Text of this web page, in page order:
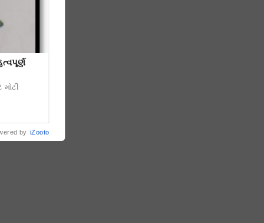
મોટી
by iZooto